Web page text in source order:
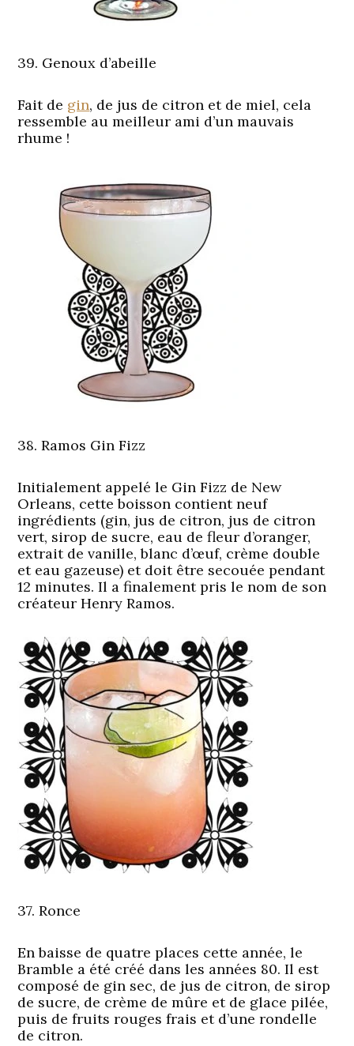
39. Genoux d’abeille
Fait de gin, de jus de citron et de miel, cela
ressemble au meilleur ami d’un mauvais
rhume !
38. Ramos Gin Fizz
Initialement appelé le Gin Fizz de New
Orleans, cette boisson contient neuf
ingrédients (gin, jus de citron, jus de citron
vert, sirop de sucre, eau de fleur d’oranger,
extrait de vanille, blanc d’œuf, crème double
et eau gazeuse) et doit être secouée pendant
12 minutes. Il a finalement pris le nom de son
créateur Henry Ramos.
37. Ronce
En baisse de quatre places cette année, le
Bramble a été créé dans les années 80. Il est
composé de gin sec, de jus de citron, de sirop
de sucre, de crème de mûre et de glace pilée,
puis de fruits rouges frais et d’une rondelle
de citron.